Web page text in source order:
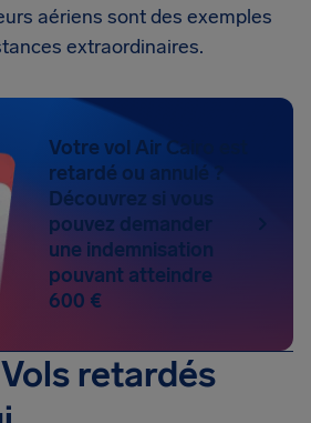
aériens sont des exemples
extraordinaires.
Votre vol Air Cairo est
retardé ou annulé ?
Découvrez si vous
pouvez demander
une indemnisation
pouvant atteindre
600 €
retardés